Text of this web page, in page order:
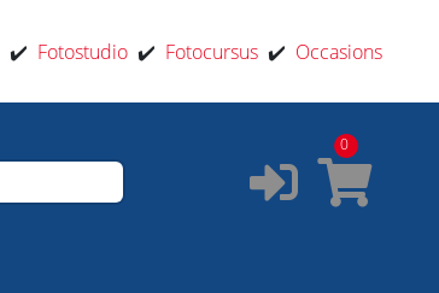
✔️ Fotostudio ✔️ Fotocursus ✔️ Occasions
0